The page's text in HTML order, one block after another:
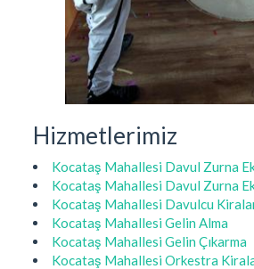
Hizmetlerimiz
Kocataş Mahallesi Davul Zurna
Kocataş Mahallesi Davul Zurna
Kocataş Mahallesi Davulcu
Kocataş Mahallesi Gelin Alma
Kocataş Mahallesi Gelin Çıkarma
Kocataş Mahallesi Orkestra